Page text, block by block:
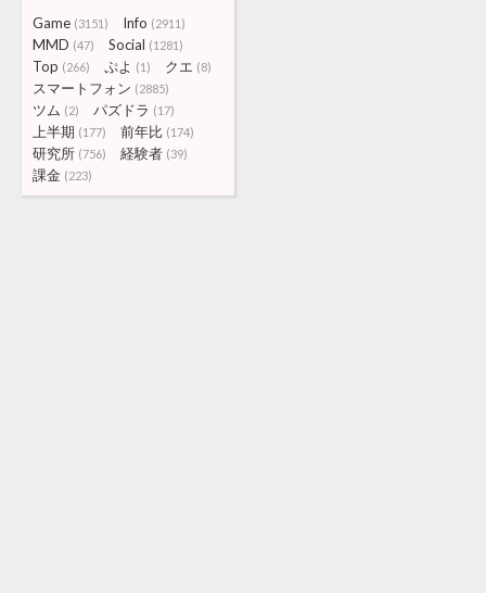
Game (3151) Info (2911)
MMD (47) Social (1281)
Top (266) ぷよ (1) クエ (8)
スマートフォン (2885)
ツム (2) パズドラ (17)
上半期 (177) 前年比 (174)
研究所 (756) 経験者 (39)
課金 (223)